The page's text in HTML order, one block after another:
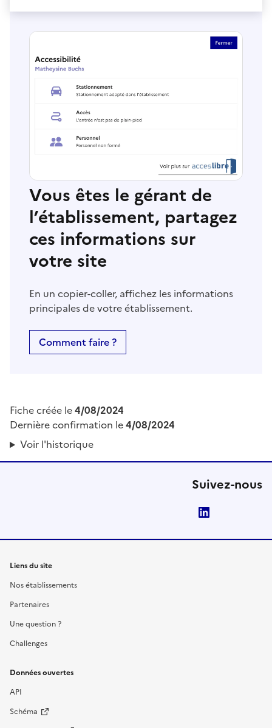
Vous êtes le gérant de
l’établissement, partagez
ces informations sur
votre site
En un copier-coller, affichez les informations
principales de votre établissement.
Comment faire ?
Fiche créée le4/08/2024
Dernière confirmation le4/08/2024
Voir l'historique
Suivez-nous
Liens du site
Nos établissements
Partenaires
Une question ?
Challenges
Données ouvertes
API
Schéma